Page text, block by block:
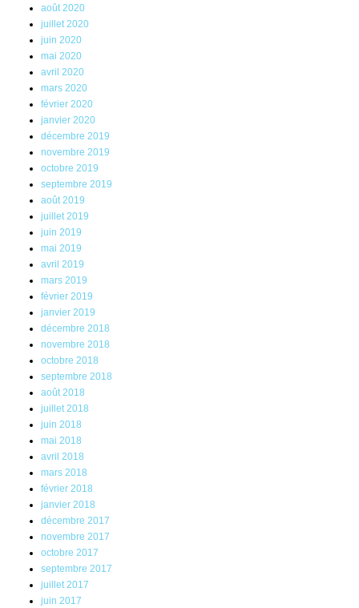
août 2020
juillet 2020
juin 2020
mai 2020
avril 2020
mars 2020
février 2020
janvier 2020
décembre 2019
novembre 2019
octobre 2019
septembre 2019
août 2019
juillet 2019
juin 2019
mai 2019
avril 2019
mars 2019
février 2019
janvier 2019
décembre 2018
novembre 2018
octobre 2018
septembre 2018
août 2018
juillet 2018
juin 2018
mai 2018
avril 2018
mars 2018
février 2018
janvier 2018
décembre 2017
novembre 2017
octobre 2017
septembre 2017
juillet 2017
juin 2017